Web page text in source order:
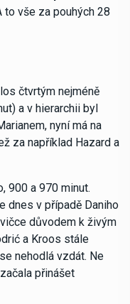
to vše za pouhých 28
čtvrtým nejméně
a v hierarchii byl
nyní má na
za například Hazard a
900 a 970 minut.
dnes v případě Daniho
důvodem k živým
a Kroos stále
nehodlá vzdát. Ne
přinášet